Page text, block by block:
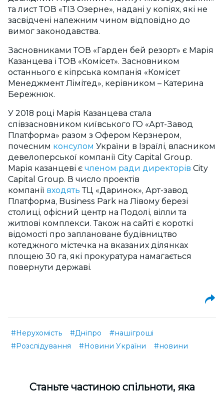
та лист ТОВ «ТІЗ Озерне», надані у копіях, які не
засвідчені належним чином відповідно до
вимог законодавства.
Засновниками ТОВ «Гарден бей резорт» є Марія
Казанцева і ТОВ «Комісет». Засновником
останнього є кіпрська компанія «Комісет
Менеджмент Лімітед», керівником – Катерина
Бережнюк.
У 2018 році Марія Казанцева стала
співзасновником київського ГО «Арт-Завод
Платформа» разом з Офером Керзнером,
почесним консулом України в Ізраїлі, власником
девелоперської компанії City Capital Group.
Марія казанцеві є членом ради директорів City
Capital Group. В число проектів
компанії входять ТЦ «Даринок», Арт-завод
Платформа, Business Park на Лівому березі
столиці, офісний центр на Подолі, вілли та
житлові комплекси. Також на сайті є короткі
відомості про заплановане будівництво
котеджного містечка на вказаних ділянках
площею 30 га, які прокуратура намагається
повернути державі.
#Нерухомість #Дніпро
#нашігроші
#Розслідування
#Новини України #новини
Cтаньте частиною спільноти, яка